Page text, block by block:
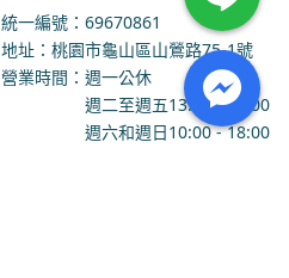
統一編號：69670861
地址：桃園市龜山區山鶯路75-1號
營業時間：週一公休
週二至週五13:00 - 18:00
週六和週日10:00 - 18:00